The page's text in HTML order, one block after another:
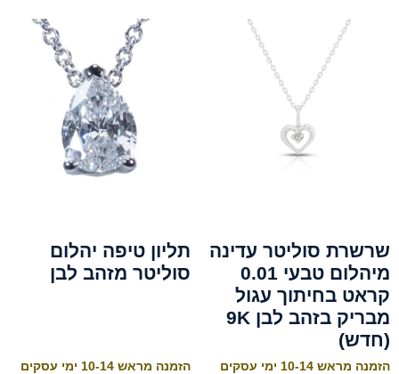
שרשרת סוליטר עדינה
מיהלום טבעי 0.01
קראט בחיתוך עגול
מבריק בזהב לבן 9K
(חדש)
הזמנה מראש 10-14 ימי עסקים
תליון טיפה יהלום
סוליטר מזהב לבן
הזמנה מראש 10-14 ימי עסקים